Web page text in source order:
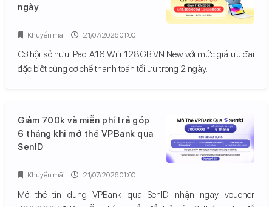
ngày
Cơ hội sở hữu iPad A16 Wifi 128GB VN New với mức giá ưu đãi
đặc biệt cùng cơ chế thanh toán tối ưu trong 2 ngày.
Khuyến mãi 21/07/2026 01:00
Giảm 700k và miễn phí trả góp
6 tháng khi mở thẻ VPBank qua
SenID
Mở thẻ tín dụng VPBank qua SenID nhận ngay voucher
Khuyến mãi 21/07/2026 01:00